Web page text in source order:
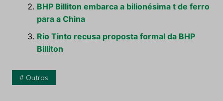
BHP Billiton embarca a bilionésima t de ferro
para a China
Rio Tinto recusa proposta formal da BHP
Billiton
Outros